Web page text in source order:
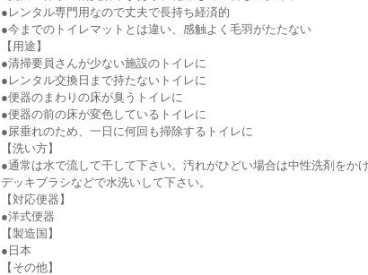
●レンタル専門用なので丈夫で長持ち経済的
●今までのトイレマットとは違い、感触よく毛羽がたたない
【用途】
●清掃要員さんが少ない施設のトイレに
●レンタル交換日まで持たないトイレに
●便器のまわりの床が臭うトイレに
●便器の前の床が変色しているトイレに
●尿垂れのため、一日に何回も掃除するトイレに
【洗い方】
●通常は水で流して干して下さい。汚れがひどい場合は中性洗剤をかけ
デッキブラシなどで水洗いして下さい。
【対応便器】
●洋式便器
【製造国】
●日本
【その他】